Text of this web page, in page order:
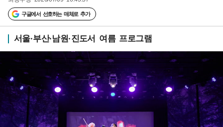
구글에서 선호하는 매체로 추가
서울·부산·남원·진도서 여름 프로그램